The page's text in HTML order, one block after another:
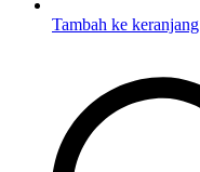
Tambah ke keranjang